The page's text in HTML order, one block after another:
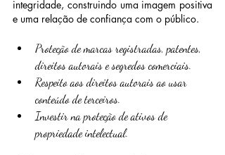
integridade, construindo uma imagem positiva
e uma relação de confiança com o público.
Proteção de marcas registradas, patentes,
direitos autorais e segredos comerciais.
Respeito aos direitos autorais ao usar
conteúdo de terceiros.
Investir na proteção de ativos de
propriedade intelectual.